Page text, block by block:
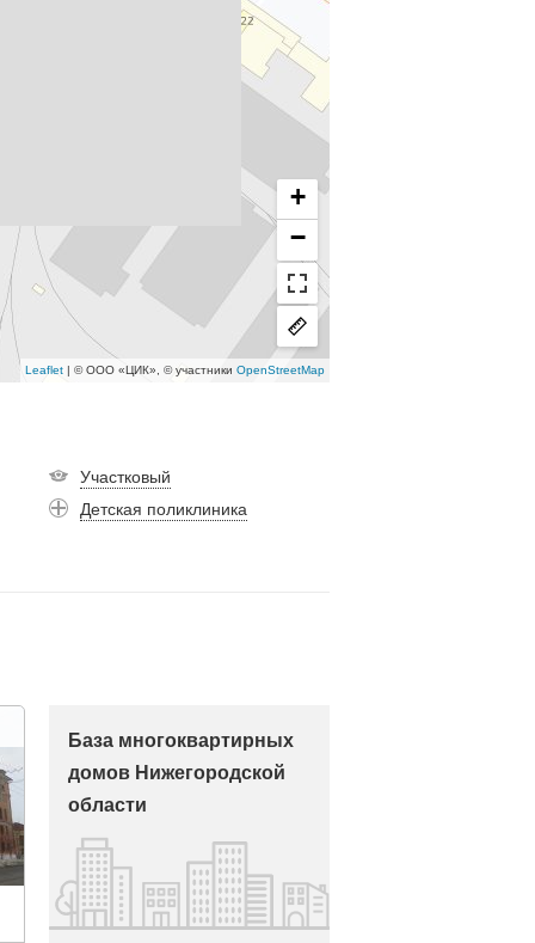
+
−
Leaflet | © ООО «ЦИК», © участники OpenStreetMap
Участковый
Детская поликлиника
База многоквартирных
домов Нижегородской
области